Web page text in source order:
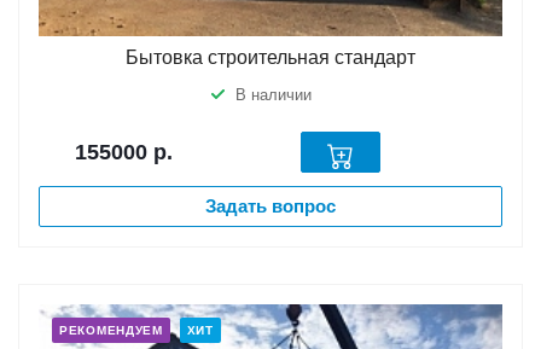
Бытовка строительная стандарт
В наличии
155000 р.
Задать вопрос
РЕКОМЕНДУЕМ ХИТ